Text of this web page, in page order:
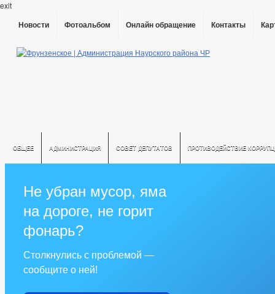
exit
Новости Фотоальбом Онлайн обращение Контакты
ОБЩЕЕ АДМИНИСТРАЦИЯ СОВЕТ ДЕПУТАТОВ ПРОТИВОДЕЙСТВИЕ
Не убран мусор, яма
на дороге, не горит
фонарь?
Столкнулись с проблемой —
сообщите о ней!